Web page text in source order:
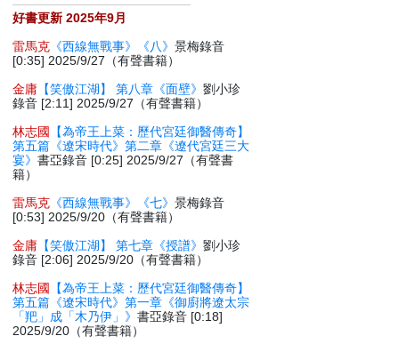
好書更新 2025年9月
雷馬克 《西線無戰事》《八》景梅錄音
[0:35] 2025/9/27（有聲書籍）
金庸 【笑傲江湖】 第八章《面壁》劉小珍
錄音 [2:11] 2025/9/27（有聲書籍）
林志國
【為帝王上菜：歷代宮廷御醫傳奇】
第五篇《遼宋時代》第二章《遼代宮廷三大
宴》書亞錄音 [0:25] 2025/9/27（有聲書
籍）
雷馬克 《西線無戰事》《七》景梅錄音
[0:53] 2025/9/20（有聲書籍）
金庸 【笑傲江湖】 第七章《授譜》劉小珍
錄音 [2:06] 2025/9/20（有聲書籍）
林志國
【為帝王上菜：歷代宮廷御醫傳奇】
第五篇《遼宋時代》第一章《御廚將遼太宗
「羓」成「木乃伊」》書亞錄音 [0:18]
2025/9/20（有聲書籍）